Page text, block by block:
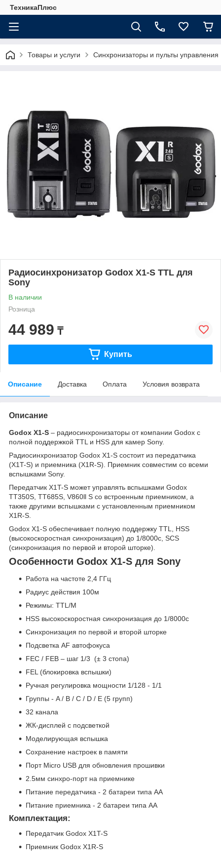
ТехникаПлюс
Товары и услуги Синхронизаторы и пульты управления
Радиосинхронизатор Godox X1-S TTL для
Sony
В наличии
Розница
44 989 ₸
Купить
Описание Доставка Оплата Условия возврата
Описание
Godox X1-S – радиосинхронизаторы от компании Godox с
полной поддержкой TTL и HSS для камер Sony.
Радиосинхронизатор Godox X1-S состоит из передатчика
(X1T-S) и приемника (X1R-S). Приемник совместим со всеми
вспышками Sony.
Передатчик X1T-S может управлять вспышками Godox
TT350S, TT685S, V860ll S со встроенным приемником, а
также другими вспышками с установленным приемником
X1R-S.
Godox X1-S обеспечивает полную поддержку TTL, HSS
(высокоскоростная синхронизация) до 1/8000с, SCS
(синхронизация по первой и второй шторке).
Особенности Godox X1-S для Sony
Работа на частоте 2,4 ГГц
Радиус действия 100м
Режимы: TTL/M
HSS высокоскоростная синхронизация до 1/8000с
Синхронизация по первой и второй шторке
Подсветка AF автофокуса
FEC / FEB – шаг 1/3 (± 3 стопа)
FEL (блокировка вспышки)
Ручная регулировка мощности 1/128 - 1/1
Группы - A / B / C / D / E (5 групп)
32 канала
ЖК-дисплей с подсветкой
Моделирующая вспышка
Сохранение настроек в памяти
Порт Micro USB для обновления прошивки
2.5мм синхро-порт на приемнике
Питание передатчика - 2 батареи типа АА
Питание приемника - 2 батареи типа АА
Комплектация:
Передатчик Godox X1T-S
Приемник Godox X1R-S